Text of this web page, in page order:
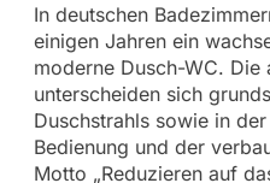
In deutschen
einigen Jahren ein
moderne Dusch-WC. Die
unterscheiden sich
Duschstrahls sowie in
Bedienung und der
Motto „Reduzieren auf